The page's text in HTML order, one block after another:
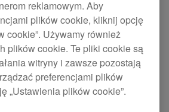
connecting to an iOS device.
to an iOS device,
with the iOS device and the
selector switch did not
reklamowym. Aby
plików cookie, kliknij opcję
cookie”. Używamy również
plików cookie. Te pliki cookie są
witryny i zawsze pozostają
preferencjami plików
„Ustawienia plików cookie”.